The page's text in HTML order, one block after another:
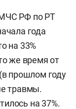
РФ по РТ
года
на 33%
же время от
прошлом году
травмы.
на 37%.